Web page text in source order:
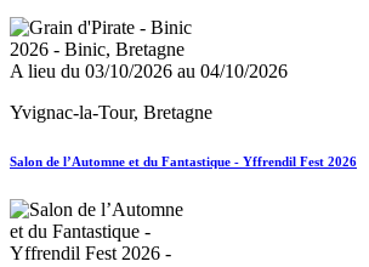
A lieu du 03/10/2026 au 04/10/2026
Yvignac-la-Tour, Bretagne
Salon de l’Automne et du Fantastique - Yffrendil Fest 2026